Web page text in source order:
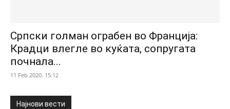
Српски голман ограбен во Франција:
Крадци влегле во куќата, сопругата
почнала...
11 Feb 2020. 15:12
Најнови вести